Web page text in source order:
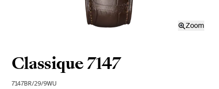
Zoom
Classique 7147
7147BR/29/9WU